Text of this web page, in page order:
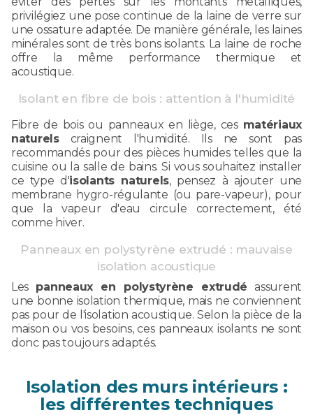
privilégiez une pose continue de la laine de verre sur
une ossature adaptée. De manière générale, les laines
minérales sont de très bons isolants. La laine de roche
offre la même performance thermique et
acoustique.
Isolant en fibre de bois : attention à l'humidité
Fibre de bois ou panneaux en liège, ces matériaux
naturelscraignent l'humidité. Ils ne sont pas
recommandés pour des pièces humides telles que la
cuisine ou la salle de bains. Si vous souhaitez installer
ce type d'isolants naturels, pensez à ajouter une
membrane hygro-régulante (ou pare-vapeur), pour
que la vapeur d'eau circule correctement, été
comme hiver.
Panneaux en polystyrène extrudé : mauvaise
isolation acoustique
Les panneaux en polystyrène extrudé assurent
une bonne isolation thermique, mais ne conviennent
pas pour de l'isolation acoustique. Selon la pièce de la
maison ou vos besoins, ces panneaux isolants ne sont
donc pas toujours adaptés.
Isolation des murs intérieurs :
les différentes techniques